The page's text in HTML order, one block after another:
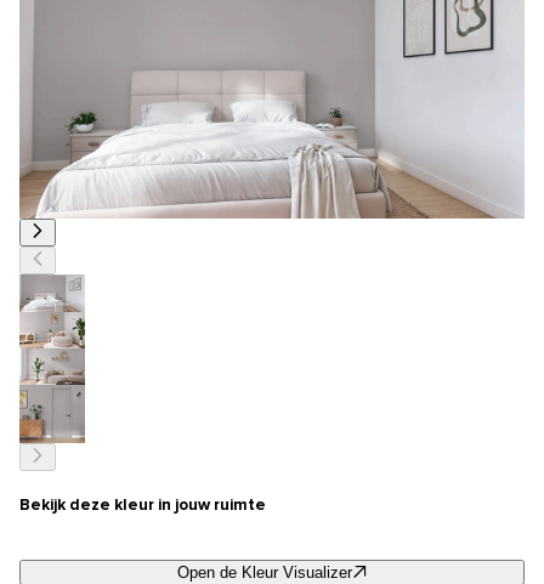
Bekijk deze kleur in jouw ruimte
Open de Kleur Visualizer